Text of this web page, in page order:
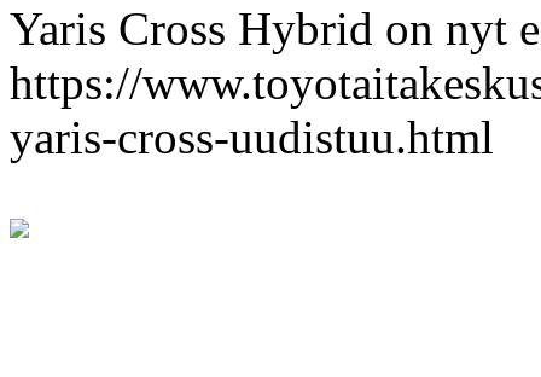
Yaris Cross Hybrid on nyt
https://
yaris-cross-uudistuu.html